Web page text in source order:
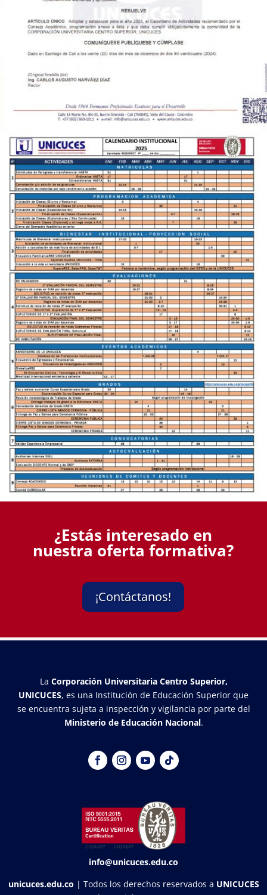
¿Estás interesado en
nuestra oferta formativa?
¡Contáctanos!
La Corporación Universitaria Centro Superior,
UNICUCES, es una Institución de Educación Superior que
se encuentra sujeta a inspección y vigilancia por parte del
Ministerio de Educación Nacional.
info@unicuces.edu.co
unicuces.edu.co | Todos los derechos reservados a UNICUCES